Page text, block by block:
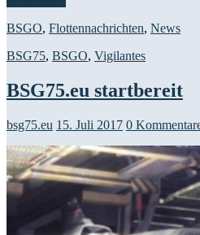
BSGO, Flottennachrichten, News
BSG75, BSGO, Vigilantes
BSG75.eu startbereit
bsg75.eu 15. Juli 2017 0